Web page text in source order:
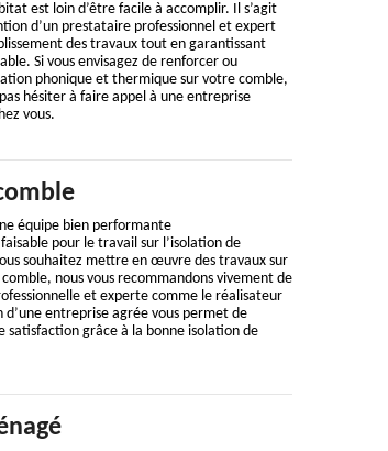
est loin d’être facile à accomplir. Il s’agit
d’un prestataire professionnel et expert
des travaux tout en garantissant
Si vous envisagez de renforcer ou
phonique et thermique sur votre comble,
hésiter à faire appel à une entreprise
vous.
équipe bien performante
pour le travail sur l’isolation de
souhaitez mettre en œuvre des travaux sur
nous vous recommandons vivement de
et experte comme le réalisateur
entreprise agrée vous permet de
grâce à la bonne isolation de